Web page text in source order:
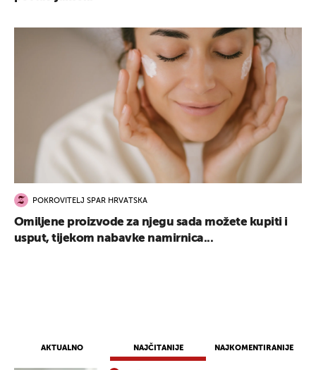
AKTUALNO NAJČITANIJE NAJKOMENTIRANIJE
POKROVITELJ SPAR HRVATSKA
Omiljene proizvode za njegu sada možete kupiti i
usput, tijekom nabavke namirnica...